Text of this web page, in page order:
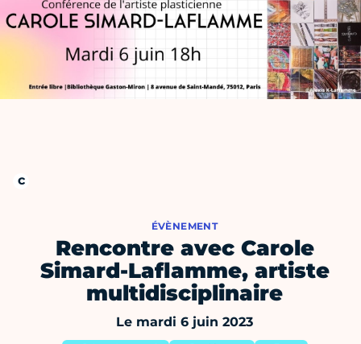
ÉVÈNEMENT
Rencontre avec Carole
Simard-Laflamme, artiste
multidisciplinaire
Le mardi 6 juin 2023